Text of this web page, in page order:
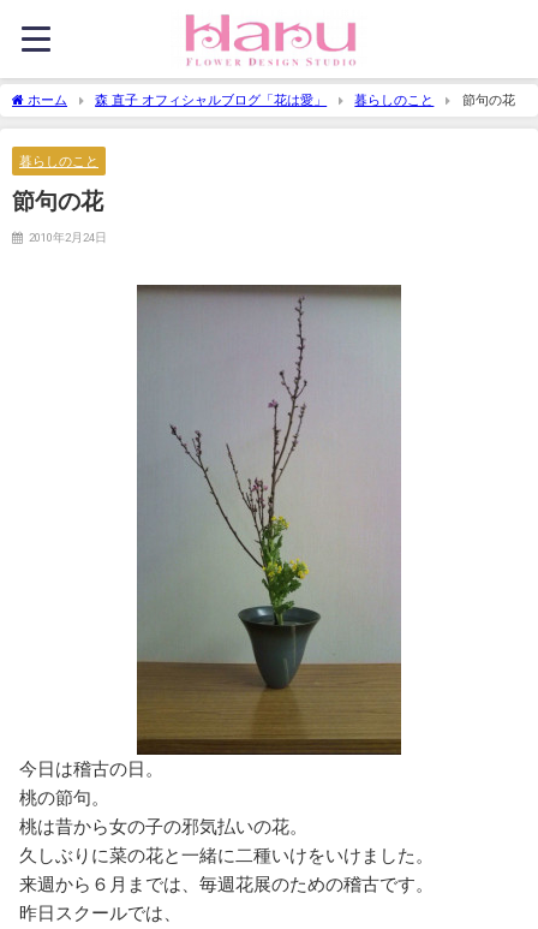
ホーム 森 直子 オフィシャルブログ「花は愛」 暮らしのこと 節句の花
暮らしのこと
節句の花
2010年2月24日
今日は稽古の日。
桃の節句。
桃は昔から女の子の邪気払いの花。
久しぶりに菜の花と一緒に二種いけをいけました。
来週から６月までは、毎週花展のための稽古です。
昨日スクールでは、